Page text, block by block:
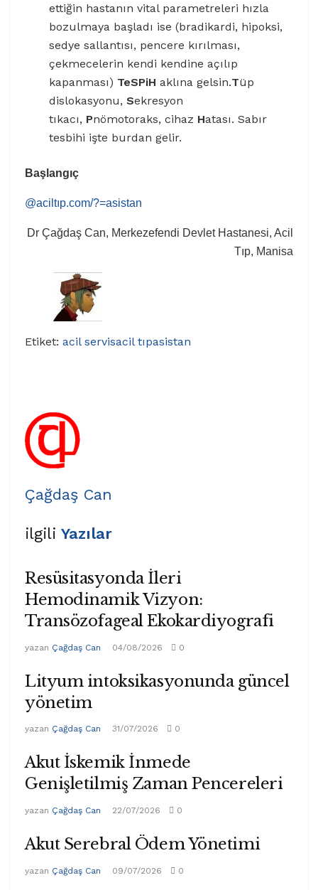
ettiğin hastanın vital parametreleri hızla
bozulmaya başladı ise (bradikardi, hipoksi,
sedye sallantısı, pencere kırılması,
çekmecelerin kendi kendine açılıp
kapanması) TeSPiH aklına gelsin.Tüp
dislokasyonu,Sekresyon
tıkacı, Pnömotoraks, cihaz Hatası. Sabır
tesbihi işte burdan gelir.
Başlangıç
@aciltıp.com/?=asistan
Dr Çağdaş Can, Merkezefendi Devlet Hastanesi, Acil
Tıp, Manisa
Etiket: acil servisacil tıpasistan
Çağdaş Can
ilgili Yazılar
Resüsitasyonda İleri
Hemodinamik Vizyon:
Transözofageal Ekokardiyografi
yazan Çağdaş Can 04/08/2026 0
Lityum intoksikasyonunda güncel
yönetim
yazan Çağdaş Can 31/07/2026 0
Akut İskemik İnmede
Genişletilmiş Zaman Pencereleri
yazan Çağdaş Can 22/07/2026 0
Akut Serebral Ödem Yönetimi
yazan Çağdaş Can 09/07/2026 0